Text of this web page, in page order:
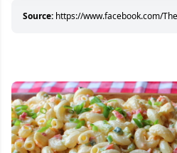
Source: https://www.facebook.com/